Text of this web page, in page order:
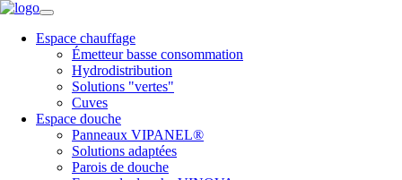
Espace chauffage
Émetteur basse consommation
Hydrodistribution
Solutions "vertes"
Cuves
Espace douche
Panneaux VIPANEL®
Solutions adaptées
Parois de douche